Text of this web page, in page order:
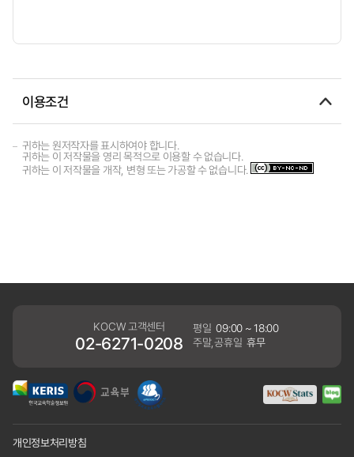
이용조건
귀하는 원저작자를 표시하여야 합니다.
귀하는 이 저작물을 영리 목적으로 이용할 수 없습니다.
귀하는 이 저작물을 개작, 변형 또는 가공할 수 없습니다.
KOCW 고객센터
02-6271-0208
평일 09:00 ~ 18:00
주말,공휴일 휴무
개인정보처리방침